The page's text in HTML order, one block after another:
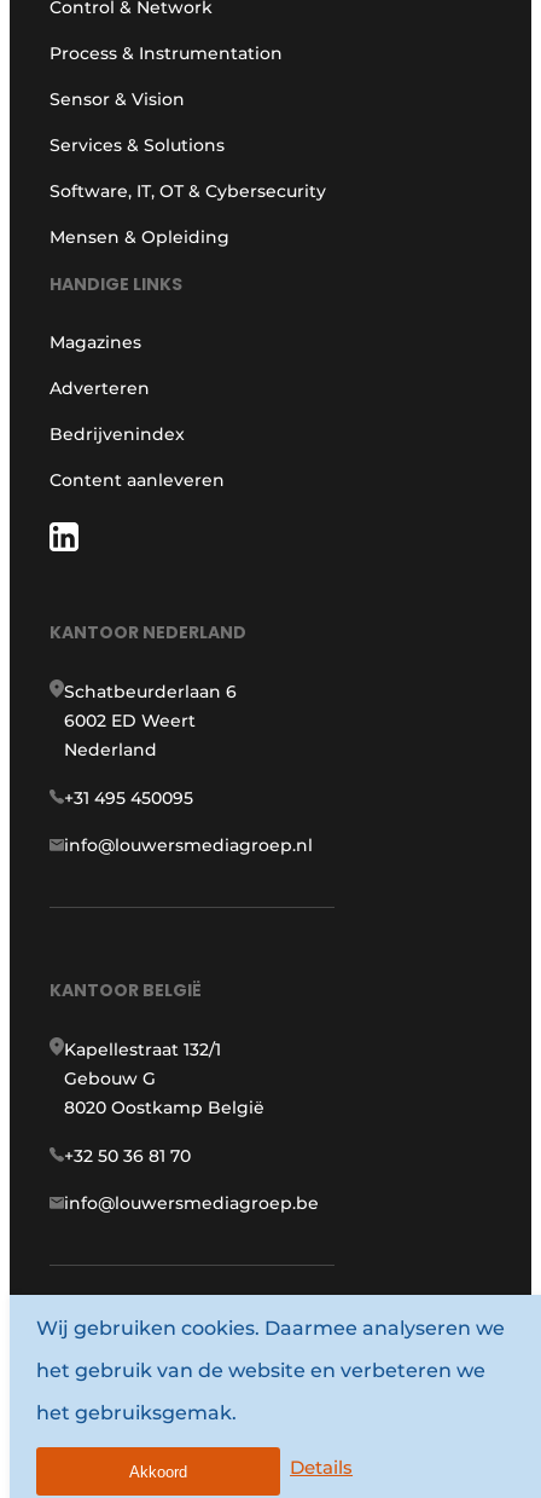
Control & Network
Process & Instrumentation
Sensor & Vision
Services & Solutions
Software, IT, OT & Cybersecurity
Mensen & Opleiding
HANDIGE LINKS
Magazines
Adverteren
Bedrijvenindex
Content aanleveren
KANTOOR NEDERLAND
Schatbeurderlaan 6
6002 ED Weert
Nederland
+31 495 450095
info@louwersmediagroep.nl
KANTOOR BELGIË
Kapellestraat 132/1
Gebouw G
8020 Oostkamp België
+32 50 36 81 70
info@louwersmediagroep.be
www.louwersmediagroep.com
© 1987 - 2026 Louwersmediagroep.
Algemene voorwaarden
Wij gebruiken cookies. Daarmee analyseren we
het gebruik van de website en verbeteren we
het gebruiksgemak.
Details
Akkoord